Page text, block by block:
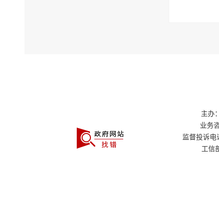
主办
业务
监督投诉电
工信